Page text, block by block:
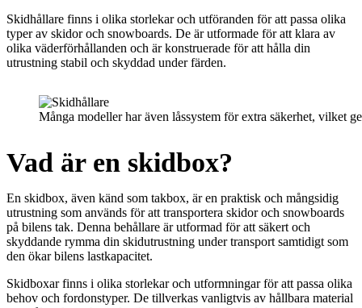
Skidhållare finns i olika storlekar och utföranden för att passa olika
typer av skidor och snowboards. De är utformade för att klara av
olika väderförhållanden och är konstruerade för att hålla din
utrustning stabil och skyddad under färden.
Många modeller har även låssystem för extra säkerhet, vilket
Vad är en skidbox?
En skidbox, även känd som takbox, är en praktisk och mångsidig
utrustning som används för att transportera skidor och snowboards
på bilens tak. Denna behållare är utformad för att säkert och
skyddande rymma din skidutrustning under transport samtidigt som
den ökar bilens lastkapacitet.
Skidboxar finns i olika storlekar och utformningar för att passa olika
behov och fordonstyper. De tillverkas vanligtvis av hållbara material